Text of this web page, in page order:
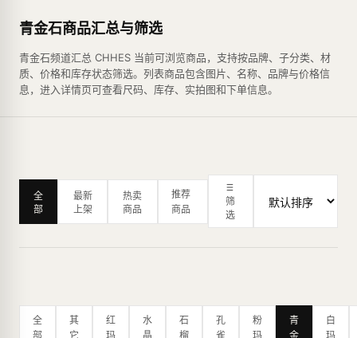
青金石商品汇总与筛选
青金石频道汇总 CHHES 当前可浏览商品，支持按品牌、子分类、材
质、价格和库存状态筛选。列表商品包含图片、名称、品牌与价格信
息，进入详情页可查看尺码、库存、实拍图和下单信息。
全
部
最新
上架
热卖
商品
推荐
商品
筛
选
全
部
其
它
红
玛
水
晶
石
榴
孔
雀
粉
玛
青
金
白
玛